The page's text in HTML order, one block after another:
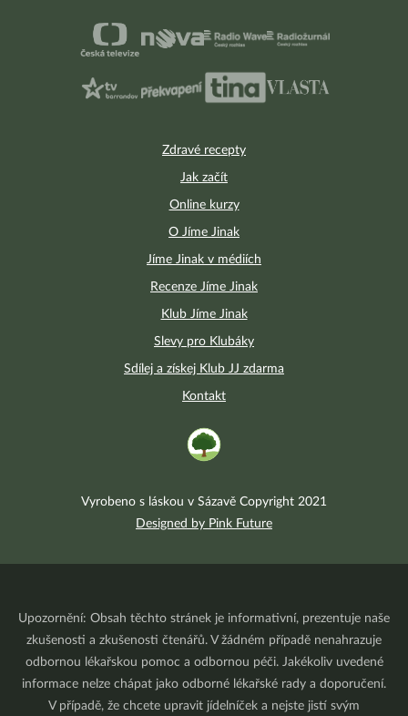
Zdravé recepty
Jak začít
Online kurzy
O Jíme Jinak
Jíme Jinak v médiích
Recenze Jíme Jinak
Klub Jíme Jinak
Slevy pro Klubáky
Sdílej a získej Klub JJ zdarma
Kontakt
Vyrobeno s láskou v Sázavě Copyright 2021
Designed by Pink Future
Upozornění: Obsah těchto stránek je informativní, prezentuje naše
zkušenosti a zkušenosti čtenářů. V žádném případě nenahrazuje
odbornou lékařskou pomoc a odbornou péči. Jakékoliv uvedené
informace nelze chápat jako odborné lékařské rady a doporučení.
V případě, že chcete upravit jídelníček a nejste jistí svým